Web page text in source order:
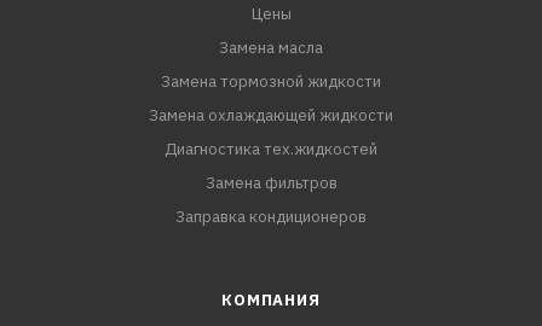
Цены
Замена масла
Замена тормозной жидкости
Замена охлаждающей жидкости
Диагностика тех.жидкостей
Замена фильтров
Заправка кондиционеров
КОМПАНИЯ